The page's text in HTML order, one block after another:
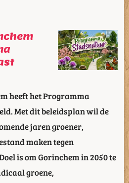
heeft het Programma
Met dit beleidsplan wil de
jaren groener,
maken tegen
is om Gorinchem in 2050 te
groene,